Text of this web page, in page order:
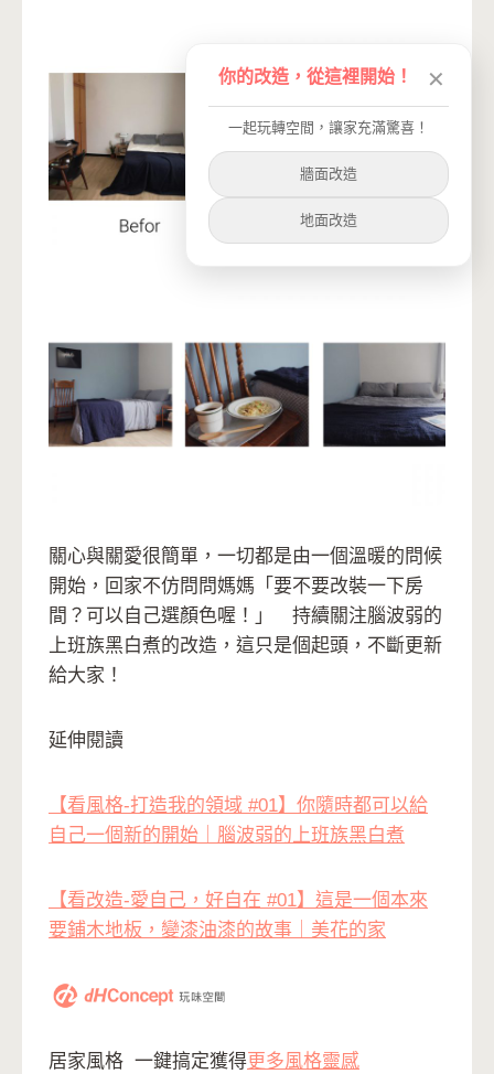
關心與關愛很簡單，一切都是由一個溫暖的問候
開始，回家不仿問問媽媽「要不要改裝一下房
間？可以自己選顏色喔！」 持續關注腦波弱的
上班族黑白煮的改造，這只是個起頭，不斷更新
給大家！
延伸閱讀
【看風格-打造我的領域 #01】你隨時都可以給
自己一個新的開始｜腦波弱的上班族黑白煮
【看改造-愛自己，好自在 #01】這是一個本來
要鋪木地板，變漆油漆的故事｜美花的家
居家風格 一鍵搞定獲得更多風格靈感
你的改造，從這裡開始！ ✕
一起玩轉空間，讓家充滿驚喜！
牆面改造
地面改造